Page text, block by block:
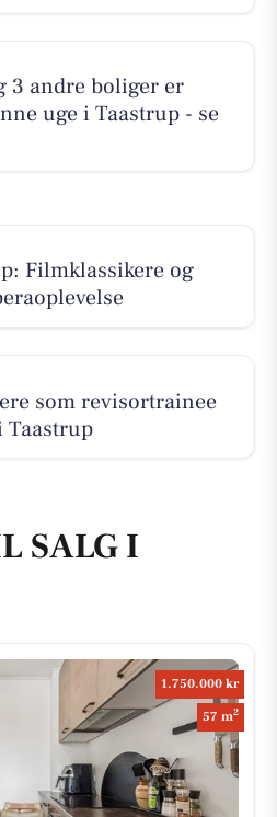
3 andre boliger er
uge i Taastrup - se
Filmklassikere og
som revisortrainee
Taastrup
SALG I
1.750.000 kr
57 m2